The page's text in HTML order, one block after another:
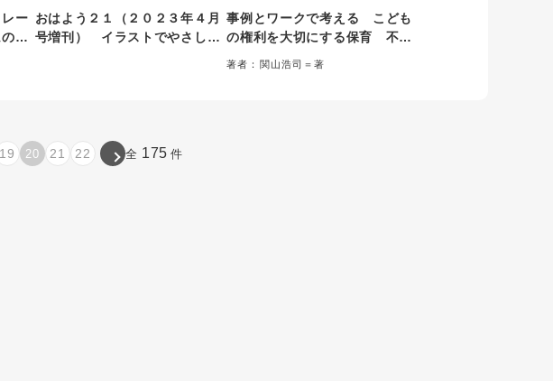
、
全6
ー
進
員ごとにケア方法が異なると、利用
者は混乱し不安に感じることもあり
ます。本増刊号では、職場全体で質
おはよう２１（２０２３年４月
号増刊） イラストでやさしく
理。こども基本法など、保育現場で
役立つ法令をやさしく解説し、「給
食」「午睡」「トイレ」などの身近
な場面を通して、こどもの権利を侵
事例とワークで考える こども
の権利を大切にする保育 不適
著者：関山浩司＝著
19 20 21 22 全 175 件